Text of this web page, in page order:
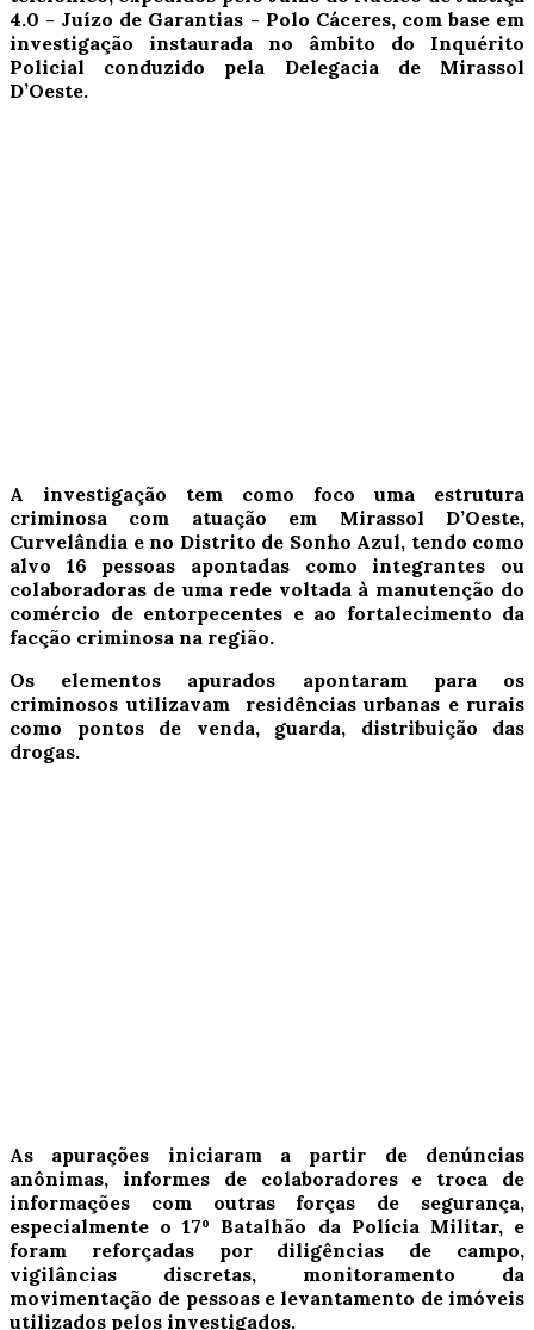
4.0 - Juízo de Garantias - Polo Cáceres, com base em
investigação instaurada no âmbito do Inquérito
Policial conduzido pela Delegacia de Mirassol
D’Oeste.
A investigação tem como foco uma estrutura
criminosa com atuação em Mirassol D’Oeste,
Curvelândia e no Distrito de Sonho Azul, tendo como
alvo 16 pessoas apontadas como integrantes ou
colaboradoras de uma rede voltada à manutenção do
comércio de entorpecentes e ao fortalecimento da
facção criminosa na região.
Os elementos apurados apontaram para os
criminosos utilizavam residências urbanas e rurais
como pontos de venda, guarda, distribuição das
drogas.
As apurações iniciaram a partir de denúncias
anônimas, informes de colaboradores e troca de
informações com outras forças de segurança,
especialmente o 17º Batalhão da Polícia Militar, e
foram reforçadas por diligências de campo,
vigilâncias discretas, monitoramento da
movimentação de pessoas e levantamento de imóveis
utilizados pelos investigados.